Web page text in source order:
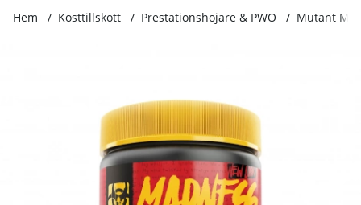
Hem Kosttillskott Prestationshöjare & PWO Mutant